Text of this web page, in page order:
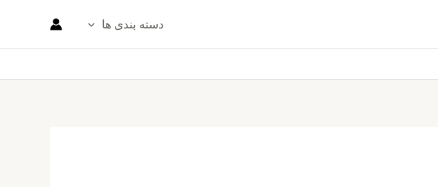
دسته بندی ها